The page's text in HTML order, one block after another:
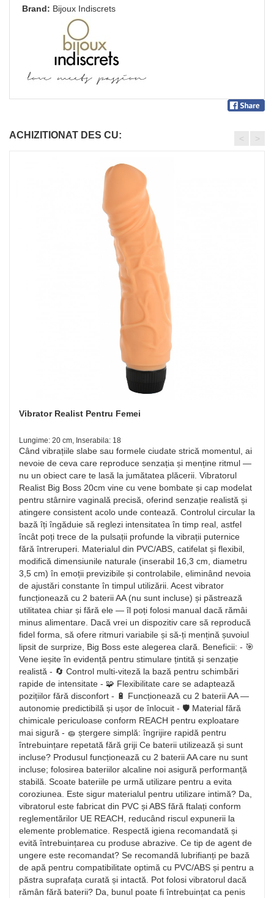
Brand: Bijoux Indiscrets
ACHIZITIONAT DES CU:
Vibrator Realist Pentru Femei
Lungime: 20 cm, Inserabila: 18
Când vibrațiile slabe sau formele ciudate strică momentul, ai
nevoie de ceva care reproduce senzația și menține ritmul —
nu un obiect care te lasă la jumătatea plăcerii. Vibratorul
Realist Big Boss 20cm vine cu vene bombate și cap modelat
pentru stârnire vaginală precisă, oferind senzație realistă și
atingere consistent acolo unde contează. Controlul circular la
bază îți îngăduie să reglezi intensitatea în timp real, astfel
încât poți trece de la pulsații profunde la vibrații puternice
fără întreruperi. Materialul din PVC/ABS, catifelat și flexibil,
modifică dimensiunile naturale (inserabil 16,3 cm, diametru
3,5 cm) în emoții previzibile și controlabile, eliminând nevoia
de ajustări constante în timpul utilizării. Acest vibrator
funcționează cu 2 baterii AA (nu sunt incluse) și păstrează
utilitatea chiar și fără ele — îl poți folosi manual dacă rămâi
minus alimentare. Dacă vrei un dispozitiv care să reproducă
fidel forma, să ofere ritmuri variabile și să-ți mențină șuvoiul
lipsit de surprize, Big Boss este alegerea clară. Beneficii: - 🎯
Vene ieșite în evidență pentru stimulare țintită și senzație
realistă - 🔄 Control multi-viteză la bază pentru schimbări
rapide de intensitate - 🧩 Flexibilitate care se adaptează
pozițiilor fără disconfort - 🔋 Funcționează cu 2 baterii AA —
autonomie predictibilă și ușor de înlocuit - 🛡️ Material fără
chimicale periculoase conform REACH pentru exploatare
mai sigură - 🧽 ștergere simplă: îngrijire rapidă pentru
întrebuințare repetată fără griji Ce baterii utilizează și sunt
incluse? Produsul funcționează cu 2 baterii AA care nu sunt
incluse; folosirea bateriilor alcaline noi asigură performanță
stabilă. Scoate bateriile pe urmă utilizare pentru a evita
coroziunea. Este sigur materialul pentru utilizare intimă? Da,
vibratorul este fabricat din PVC și ABS fără ftalați conform
reglementărilor UE REACH, reducând riscul expunerii la
elemente problematice. Respectă igiena recomandată și
evită întrebuințarea cu produse abrazive. Ce tip de agent de
ungere este recomandat? Se recomandă lubrifianți pe bază
de apă pentru compatibilitate optimă cu PVC/ABS și pentru a
păstra suprafața curată și intactă. Pot folosi vibratorul dacă
rămân fără baterii? Da, bunul poate fi întrebuințat ca penis
< >